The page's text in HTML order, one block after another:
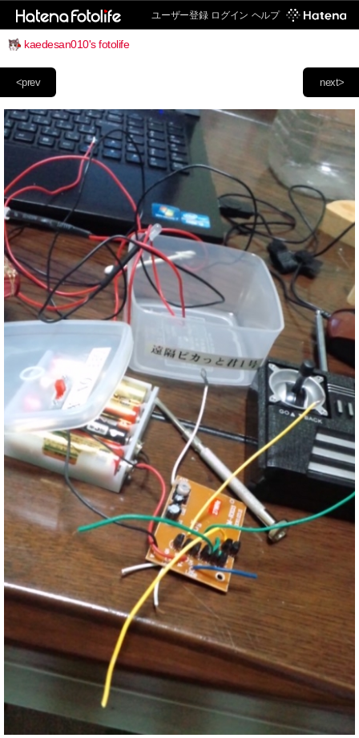
ユーザー登録 ログイン ヘルプ
kaedesan010's fotolife
next>
<prev